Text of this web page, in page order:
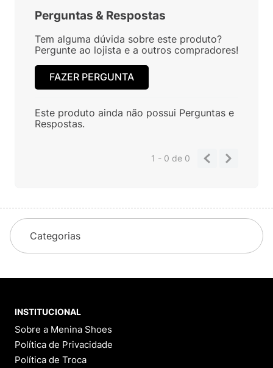
Perguntas & Respostas
Tem alguma dúvida sobre este produto?
Pergunte ao lojista e a outros compradores!
FAZER PERGUNTA
Este produto ainda não possui Perguntas e
Respostas.
1 - 0de 0
Categorias
INSTITUCIONAL
Sobre a Menina Shoes
Política de Privacidade
Política de Troca